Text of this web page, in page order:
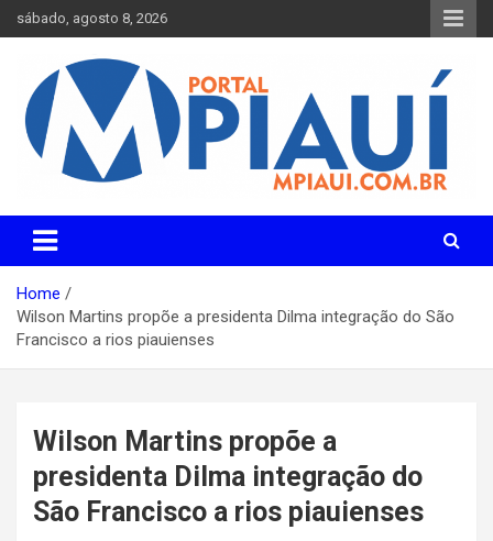
Skip
to
sábado, agosto 8, 2026
Portal MPiauí
Parnaíba
Home
Wilson Martins propõe a presidenta Dilma integração do São
Francisco a rios piauienses
Wilson Martins propõe a
presidenta Dilma integração do
São Francisco a rios piauienses